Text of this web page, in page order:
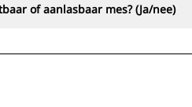
of aanlasbaar mes? (Ja/nee)